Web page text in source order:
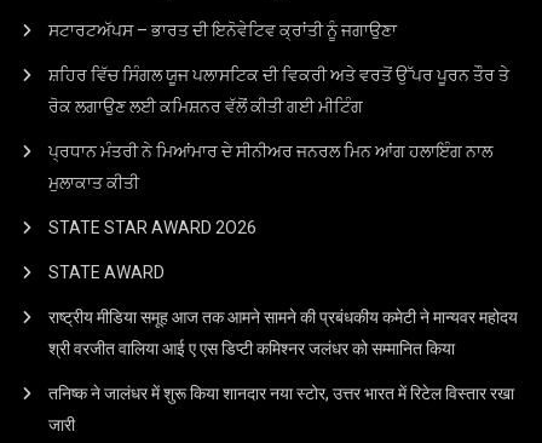
ਸਟਾਰਟਅੱਪਸ – ਭਾਰਤ ਦੀ ਇਨੋਵੇਟਿਵ ਕ੍ਰਾਂਤੀ ਨੂੰ ਜਗਾਉਣਾ
ਸ਼ਹਿਰ ਵਿੱਚ ਸਿੰਗਲ ਯੂਜ ਪਲਾਸਟਿਕ ਦੀ ਵਿਕਰੀ ਅਤੇ ਵਰਤੋਂ ਉੱਪਰ ਪੂਰਨ ਤੌਰ ਤੇ
ਰੋਕ ਲਗਾਉਣ ਲਈ ਕਮਿਸ਼ਨਰ ਵੱਲੋਂ ਕੀਤੀ ਗਈ ਮੀਟਿੰਗ
ਪ੍ਰਧਾਨ ਮੰਤਰੀ ਨੇ ਮਿਆਂਮਾਰ ਦੇ ਸੀਨੀਅਰ ਜਨਰਲ ਮਿਨ ਆਂਗ ਹਲਾਇੰਗ ਨਾਲ
ਮੁਲਾਕਾਤ ਕੀਤੀ
STATE STAR AWARD 2O26
STATE AWARD
राष्ट्रीय मीडिया समूह आज तक आमने सामने की प्रबंधकीय कमेटी ने मान्यवर महोदय
श्री वरजीत वालिया आई ए एस डिप्टी कमिश्नर जलंधर को सम्मानित किया
तनिष्क ने जालंधर में शुरू किया शानदार नया स्टोर, उत्तर भारत में रिटेल विस्तार रखा
जारी